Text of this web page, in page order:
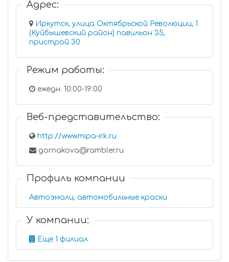
Адрес:
Иркутск, улица Октябрьской Революции, 1
(Куйбышевский район) павильон 35,
пристрой 30
Режим работы:
ежедн. 10:00-19:00
Веб-представительство:
http://www.mipa-irk.ru
gornakova@rambler.ru
Профиль компании
Автоэмали, автомобильные краски
У компании:
Еще 1 филиал